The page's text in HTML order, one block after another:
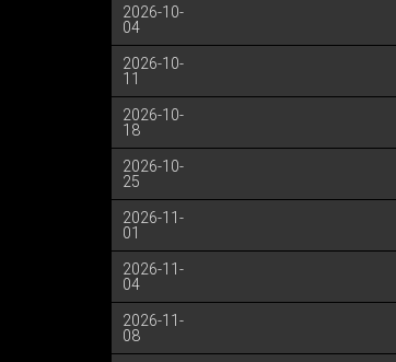
2026-10-
04
2026-10-
11
2026-10-
18
2026-10-
25
2026-11-
01
2026-11-
04
2026-11-
08